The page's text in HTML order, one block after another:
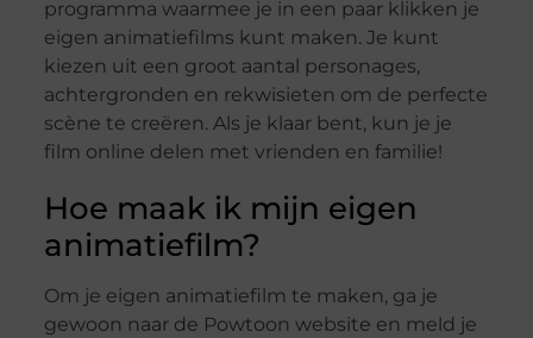
programma waarmee je in een paar klikken je
eigen animatiefilms kunt maken. Je kunt
kiezen uit een groot aantal personages,
achtergronden en rekwisieten om de perfecte
scène te creëren. Als je klaar bent, kun je je
film online delen met vrienden en familie!
Hoe maak ik mijn eigen
animatiefilm?
Om je eigen animatiefilm te maken, ga je
gewoon naar de Powtoon website en meld je